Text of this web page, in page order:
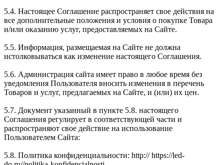
5.4. Настоящее Соглашение распространяет свое действия на
все дополнительные положения и условия о покупке Товара
и/или оказанию услуг, предоставляемых на Сайте.
5.5. Информация, размещаемая на Сайте не должна
истолковываться как изменение настоящего Соглашения.
5.6. Администрация сайта имеет право в любое время без
уведомления Пользователя вносить изменения в перечень
Товаров и услуг, предлагаемых на Сайте, и (или) их цен.
5.7. Документ указанный в пункте 5.8. настоящего
Соглашения регулирует в соответствующей части и
распространяют свое действие на использование
Пользователем Сайта:
5.8. Политика конфиденциальности: http:// https://led-